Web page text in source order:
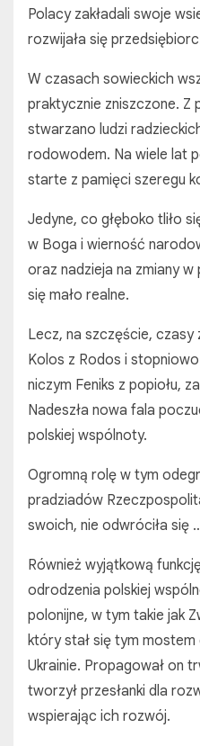
Polacy zakładali swoje
rozwijała się
W czasach sowieckich
praktycznie zniszczone. Z
stwarzano ludzi
rodowodem. Na wiele lat
starte z pamięci szeregu
Jedyne, co głęboko tliło
w Boga i wierność
oraz nadzieja na zmiany
się mało realne.
Lecz, na szczęście, czasy
Kolos z Rodos i
niczym Feniks z popiołu,
Nadeszła nowa fala
polskiej wspólnoty.
Ogromną rolę w tym
pradziadów
swoich, nie odwróciła się
Również wyjątkową
odrodzenia polskiej
polonijne, w tym takie jak
który stał się tym mostem
Ukrainie. Propagował on
tworzył przesłanki dla
wspierając ich rozwój.